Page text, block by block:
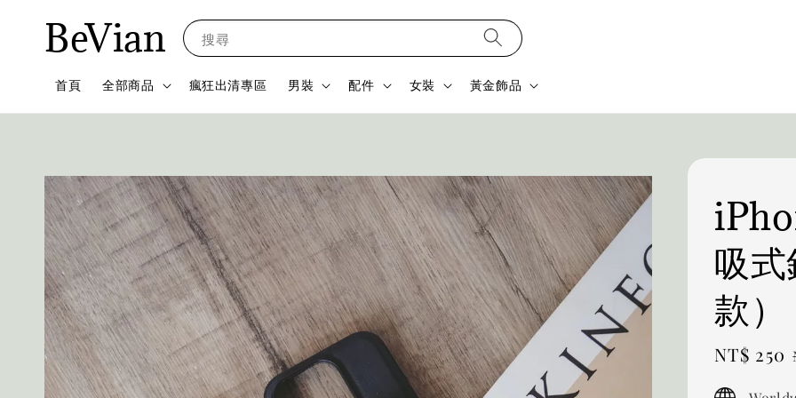
BeVian 搜尋
首頁 全部商品 瘋狂出清專區 男裝 配件 女裝 黃金飾品
吸
款）
Sale
NT$ 250